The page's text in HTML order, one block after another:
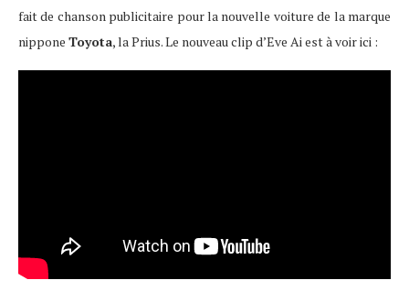
fait de chanson publicitaire pour la nouvelle voiture de la marque
nippone Toyota, la Prius. Le nouveau clip d’Eve Ai est à voir ici :